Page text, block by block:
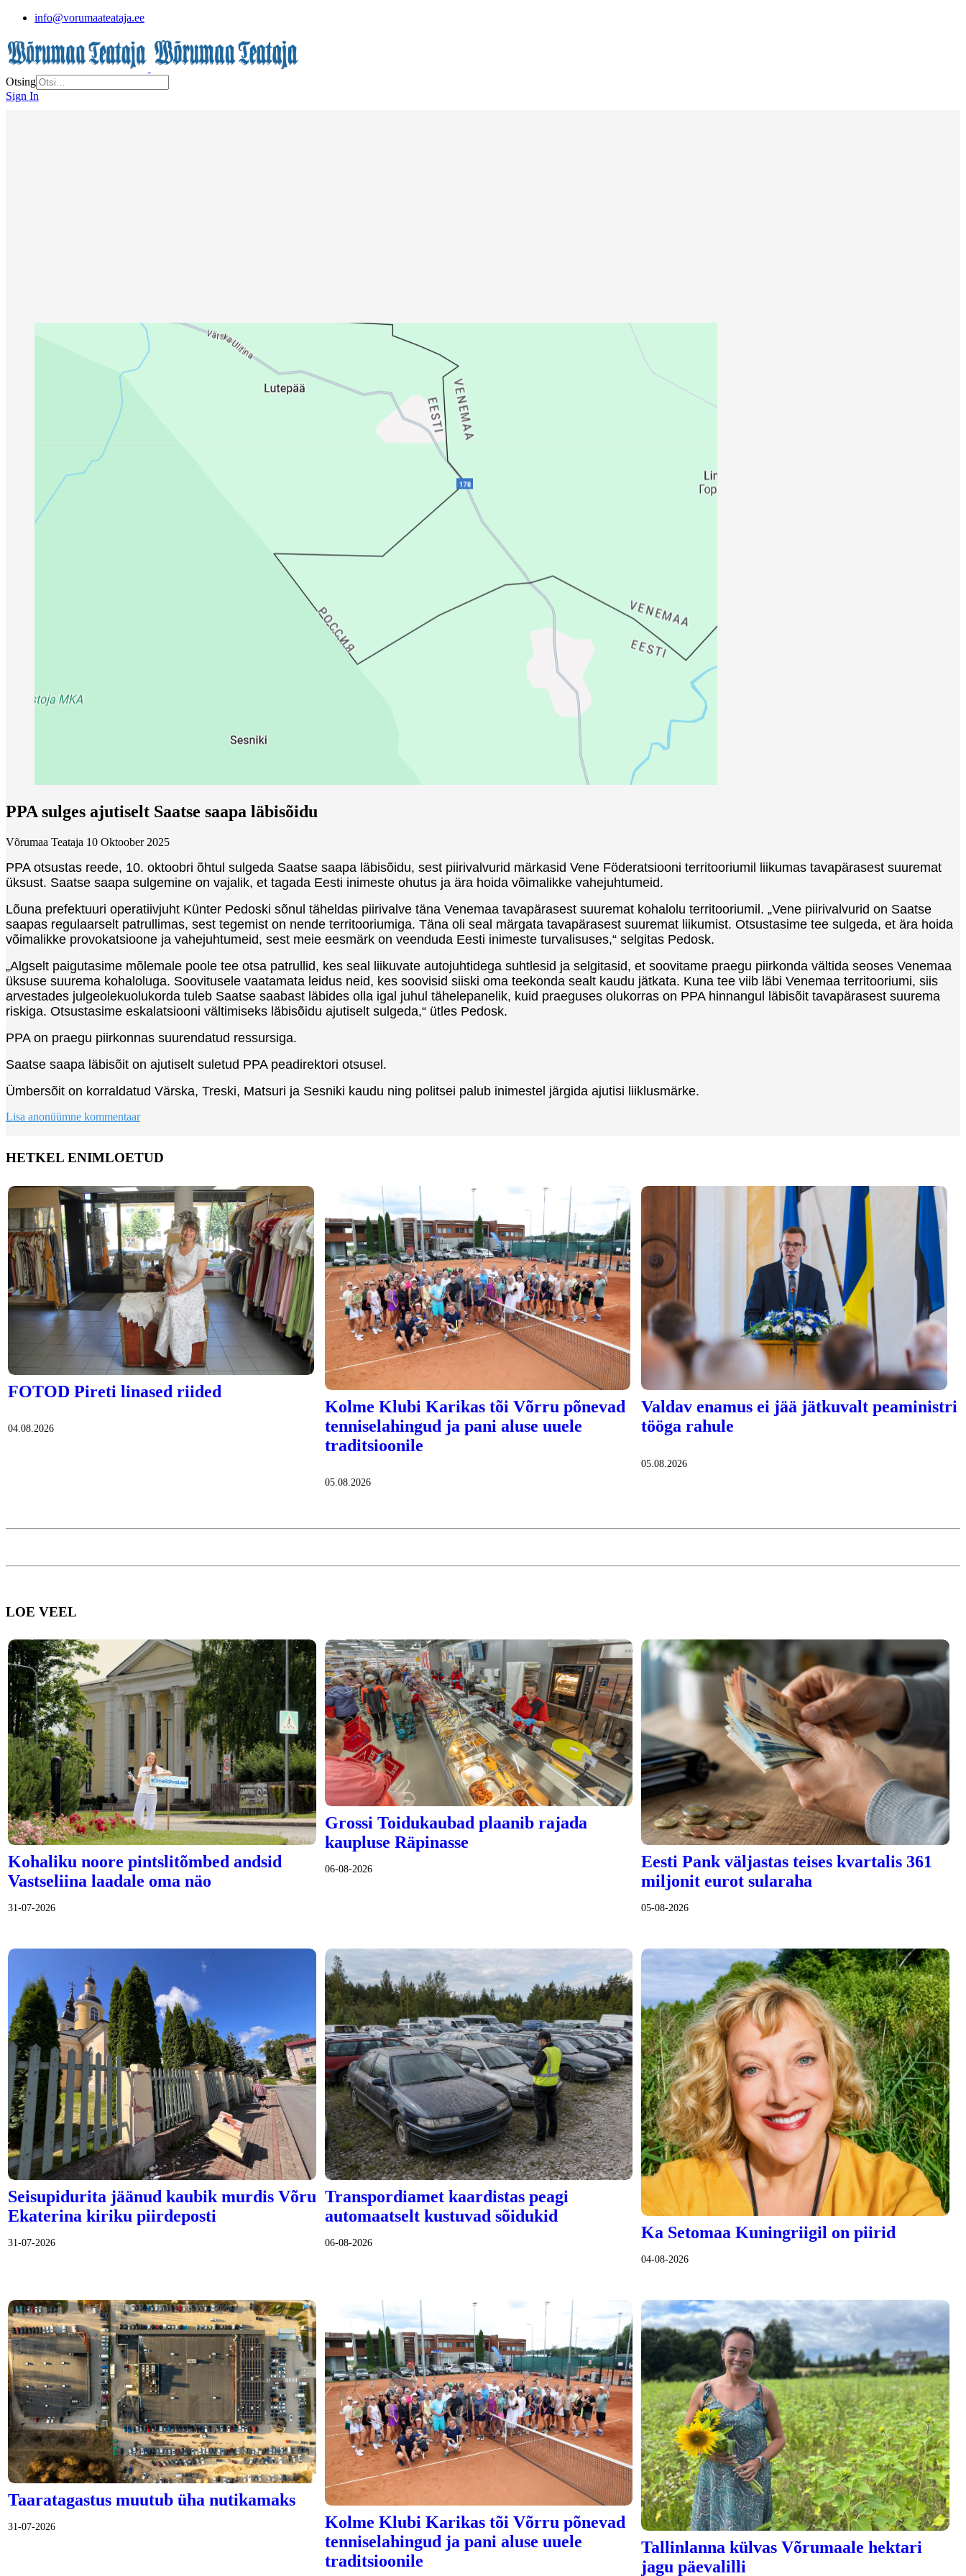
info@vorumaateataja.ee
Otsing
Sign In
PPA sulges ajutiselt Saatse saapa läbisõidu
Võrumaa Teataja 10 Oktoober 2025
PPA otsustas reede, 10. oktoobri õhtul sulgeda Saatse saapa läbisõidu, sest piirivalvurid märkasid Vene Föderatsiooni territooriumil liikumas tavapärasest suuremat
üksust. Saatse saapa sulgemine on vajalik, et tagada Eesti inimeste ohutus ja ära hoida võimalikke vahejuhtumeid.
Lõuna prefektuuri operatiivjuht Künter Pedoski sõnul täheldas piirivalve täna Venemaa tavapärasest suuremat kohalolu territooriumil. „Vene piirivalvurid on Saatse
saapas regulaarselt patrullimas, sest tegemist on nende territooriumiga. Täna oli seal märgata tavapärasest suuremat liikumist. Otsustasime tee sulgeda, et ära hoida
võimalikke provokatsioone ja vahejuhtumeid, sest meie eesmärk on veenduda Eesti inimeste turvalisuses,“ selgitas Pedosk.
„Algselt paigutasime mõlemale poole tee otsa patrullid, kes seal liikuvate autojuhtidega suhtlesid ja selgitasid, et soovitame praegu piirkonda vältida seoses Venemaa
üksuse suurema kohaloluga. Soovitusele vaatamata leidus neid, kes soovisid siiski oma teekonda sealt kaudu jätkata. Kuna tee viib läbi Venemaa territooriumi, siis
arvestades julgeolekuolukorda tuleb Saatse saabast läbides olla igal juhul tähelepanelik, kuid praeguses olukorras on PPA hinnangul läbisõit tavapärasest suurema
riskiga. Otsustasime eskalatsiooni vältimiseks läbisõidu ajutiselt sulgeda,“ ütles Pedosk.
PPA on praegu piirkonnas suurendatud ressursiga.
Saatse saapa läbisõit on ajutiselt suletud PPA peadirektori otsusel.
Ümbersõit on korraldatud Värska, Treski, Matsuri ja Sesniki kaudu ning politsei palub inimestel järgida ajutisi liiklusmärke.
Lisa anonüümne kommentaar
HETKEL ENIMLOETUD
FOTOD Pireti linased riided
04.08.2026
Kolme Klubi Karikas tõi Võrru põnevad
tenniselahingud ja pani aluse uuele
traditsioonile
05.08.2026
Valdav enamus ei jää jätkuvalt peaministri
tööga rahule
05.08.2026
LOE VEEL
Kohaliku noore pintslitõmbed andsid
Vastseliina laadale oma näo
31-07-2026
Grossi Toidukaubad plaanib rajada
kaupluse Räpinasse
06-08-2026
Eesti Pank väljastas teises kvartalis 361
miljonit eurot sularaha
05-08-2026
Seisupidurita jäänud kaubik murdis Võru
Ekaterina kiriku piirdeposti
31-07-2026
Transpordiamet kaardistas peagi
automaatselt kustuvad sõidukid
06-08-2026
Ka Setomaa Kuningriigil on piirid
04-08-2026
Taaratagastus muutub üha nutikamaks
31-07-2026
Kolme Klubi Karikas tõi Võrru põnevad
tenniselahingud ja pani aluse uuele
traditsioonile
Tallinlanna külvas Võrumaale hektari
jagu päevalilli